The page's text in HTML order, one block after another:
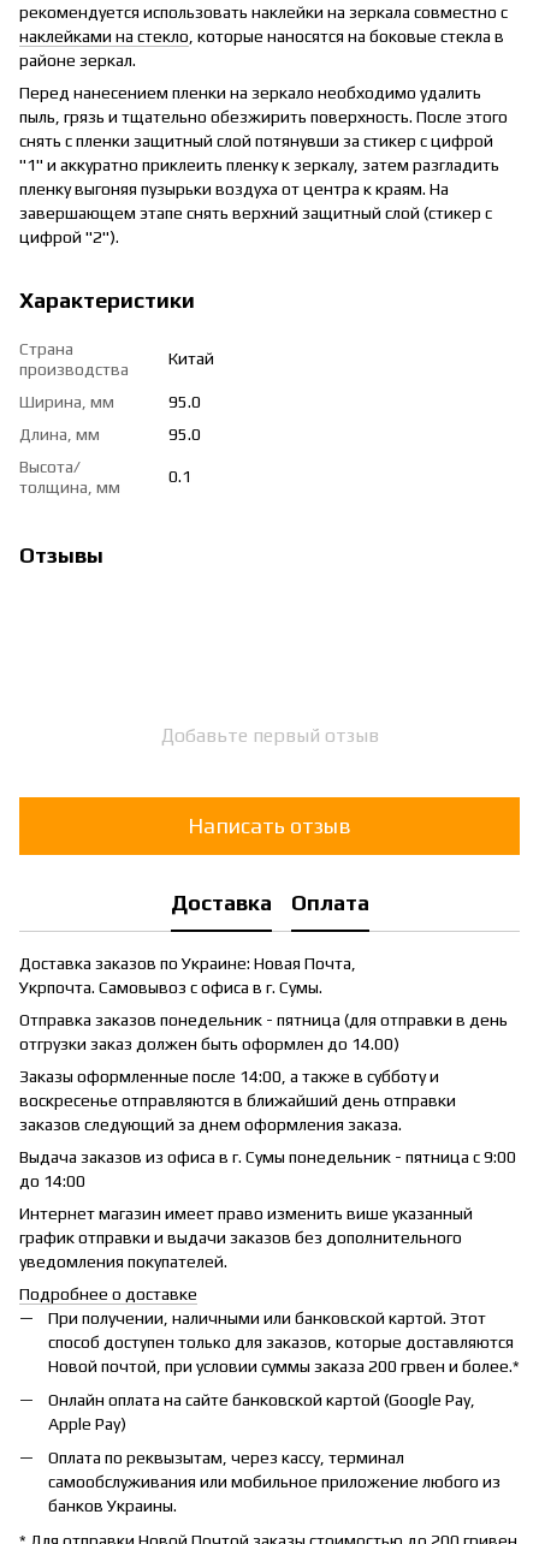
рекомендуется использовать наклейки на зеркала совместно с
наклейками на стекло , которые наносятся на боковые стекла в
районе зеркал.
Перед нанесением пленки на зеркало необходимо удалить
пыль, грязь и тщательно обезжирить поверхность. После этого
снять с пленки защитный слой потянувши за стикер с цифрой
"1" и аккуратно приклеить пленку к зеркалу, затем разгладить
пленку выгоняя пузырьки воздуха от центра к краям. На
завершающем этапе снять верхний защитный слой (стикер с
цифрой "2").
Характеристики
Страна
производства
Китай
Ширина, мм
95.0
Длина, мм
95.0
Высота/
толщина, мм
0.1
Отзывы
Добавьте первый отзыв
Написать отзыв
Доставка Оплата
Доставка заказов по Украине: Новая Почта,
Укрпочта. Самовывоз с офиса в г. Сумы.
Отправка заказов понедельник - пятница (для отправки в день
отгрузки заказ должен быть оформлен до 14.00)
Заказы оформленные после 14:00, а также в субботу и
воскресенье отправляются в ближайший день отправки
заказов следующий за днем оформления заказа.
Выдача заказов из офиса в г. Сумы понедельник - пятница с 9:00
до 14:00
Интернет магазин имеет право изменить више указанный
график отправки и выдачи заказов без дополнительного
уведомления покупателей.
Подробнее о доставке
При получении, наличными или банковской картой. Этот
способ доступен только для заказов, которые доставляются
Новой почтой, при условии суммы заказа 200 грвен и более.*
Онлайн оплата на сайте банковской картой (Google Pay,
Apple Pay)
Оплата по реквызытам, через кассу, терминал
самообслуживания или мобильное приложение любого из
банков Украины.
* Для отправки Новой Почтой заказы стоимостью до 200 гривен